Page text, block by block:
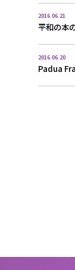
2016.06.21
平和の本
2016.06.20
Padua